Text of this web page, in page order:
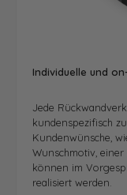
Individuelle und
Jede
kundenspezifisch
Kundenwünsche,
Wunschmotiv,
können im
realisiert werden.